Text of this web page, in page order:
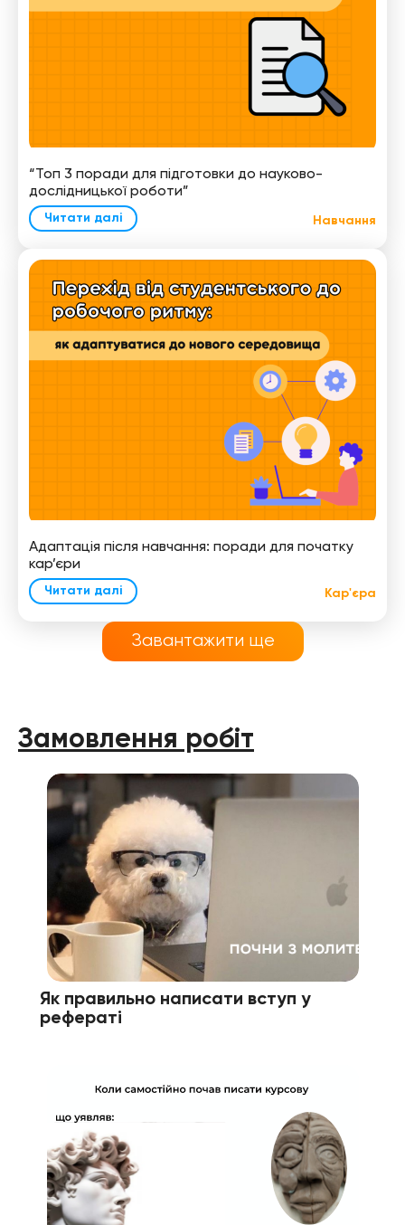
“Топ 3 поради для підготовки до науково-
дослідницької роботи”
Читати далі Навчання
Адаптація після навчання: поради для початку
кар’єри
Читати далі Кар'єра
Завантажити ще
Замовлення робіт
Як правильно написати вступ у
рефераті